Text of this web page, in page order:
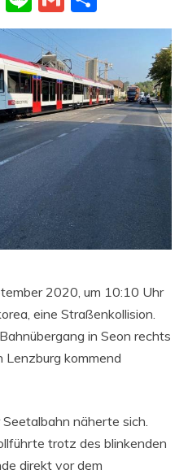
2020, um 10:10 Uhr
eine Straßenkollision.
in Seon rechts
Lenzburg kommend
näherte sich.
trotz des blinkenden
direkt vor dem